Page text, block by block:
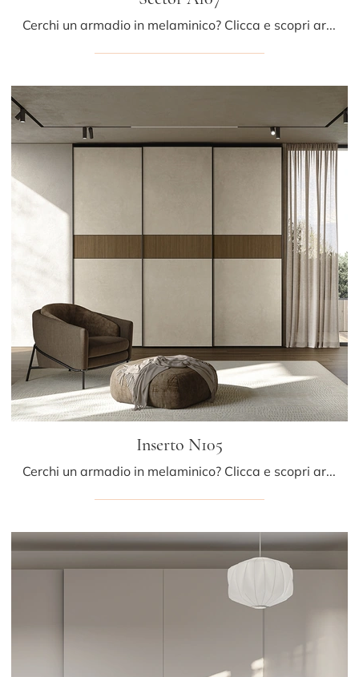
Cerchi un armadio in melaminico? Clicca e scopri armadi su misura con ante scorrevoli di Colombini Casa.
Inserto N105
Cerchi un armadio in melaminico? Clicca e scopri armadiature a muro con ante scorrevoli di Colombini Casa.